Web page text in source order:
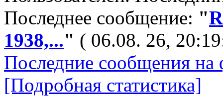
Последнее сообщение: "
1938,..." ( 06.08. 26,
Последние сообщения на
[Подробная статистика]